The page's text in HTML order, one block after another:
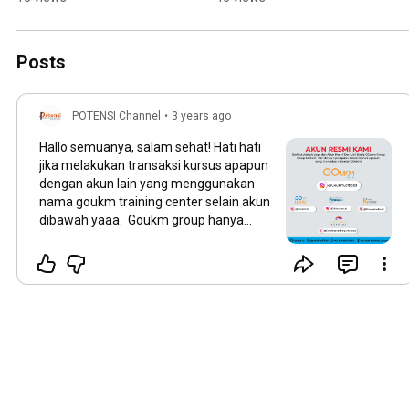
Posts
POTENSI Channel • 3 years ago
Hallo semuanya, salam sehat! Hati hati
jika melakukan transaksi kursus apapun
dengan akun lain yang menggunakan
nama goukm training center selain akun
dibawah yaaa. Goukm group hanya
@goukm.official @goukmtc
@vokasi.co.id @kiranastudio.id